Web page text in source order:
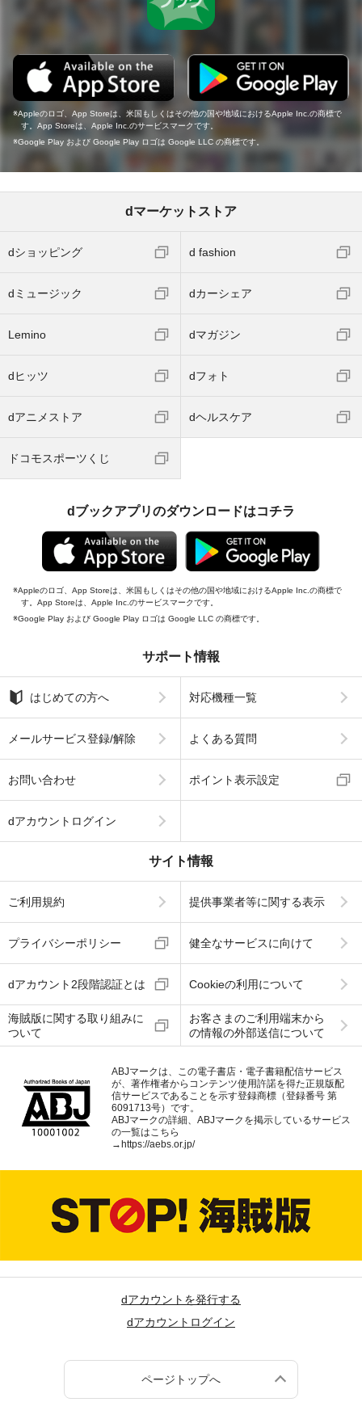
Appleのロゴ、App Storeは、米国もしくはその他の国や地域におけるApple Inc.の商標で
す。App Storeは、Apple Inc.のサービスマークです。
Google Play および Google Play ロゴは Google LLC の商標です。
dマーケットストア
dショッピング d fashion
dミュージック dカーシェア
Lemino dマガジン
dヒッツ dフォト
dアニメストア dヘルスケア
ドコモスポーツくじ
dブックアプリのダウンロードはコチラ
Appleのロゴ、App Storeは、米国もしくはその他の国や地域におけるApple Inc.の商標で
す。App Storeは、Apple Inc.のサービスマークです。
Google Play および Google Play ロゴは Google LLC の商標です。
サポート情報
はじめての方へ 対応機種一覧
メールサービス登録/解除 よくある質問
お問い合わせ ポイント表示設定
dアカウントログイン
サイト情報
ご利用規約 提供事業者等に関する表示
プライバシーポリシー 健全なサービスに向けて
dアカウント2段階認証とは Cookieの利用について
海賊版に関する取り組みに
ついて
お客さまのご利用端末から
の情報の外部送信について
ABJマークは、この電子書店・電子書籍配信サービス
が、著作権者からコンテンツ使用許諾を得た正規版配
信サービスであることを示す登録商標（登録番号 第
6091713号）です。
ABJマークの詳細、ABJマークを掲示しているサービス
の一覧はこちら
→https://aebs.or.jp/
dアカウントを発行する
dアカウントログイン
ページトップへ